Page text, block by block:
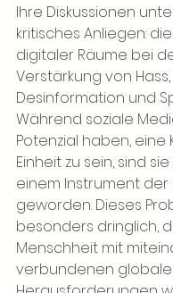
Ihre Diskussionen
kritisches Anliegen:
digitaler Räume bei
Verstärkung von Hass,
Desinformation und
Während soziale
Potenzial haben, eine
Einheit zu sein, sind
einem Instrument
geworden. Dieses
besonders dringlich,
Menschheit mit
verbundenen